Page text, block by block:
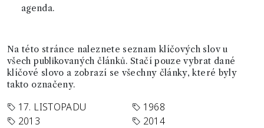
agenda.
Na této stránce naleznete seznam klíčových slov u
všech publikovaných článků. Stačí pouze vybrat dané
klíčové slovo a zobrazí se všechny články, které byly
takto označeny.
17. LISTOPADU
1968
2013
2014